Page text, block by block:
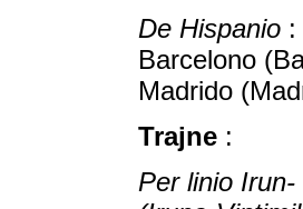
De Hispanio :
Barcelono
Madrido
Trajne :
Per linio